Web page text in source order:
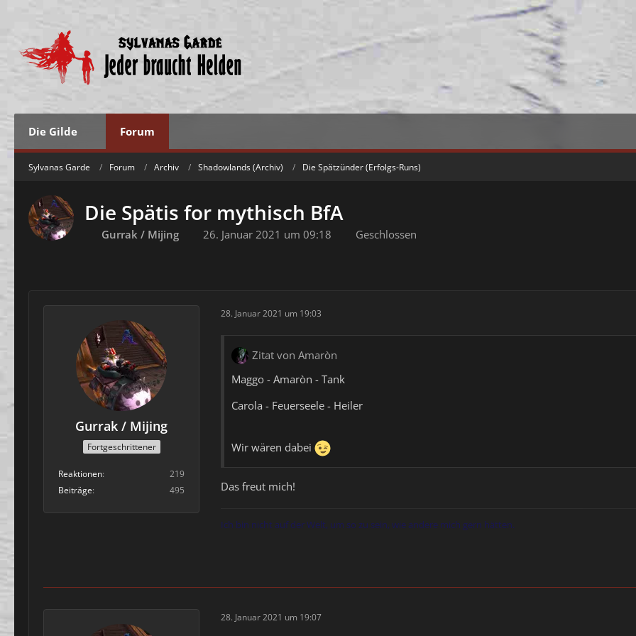
Die Gilde Forum
Sylvanas Garde Forum Archiv Shadowlands (Archiv) Die Spätzünder (Erfolgs-Runs)
Die Spätis for mythisch BfA
Gurrak / Mijing 26. Januar 2021 um 09:18 Geschlossen
Gurrak / Mijing
Fortgeschrittener
Reaktionen
219
Beiträge
495
28. Januar 2021 um 19:03
Zitat von Amaròn
Maggo - Amaròn - Tank
Carola - Feuerseele - Heiler
Wir wären dabei
Das freut mich!
Ich bin nicht auf der Welt, um so zu sein, wie andere mich gern hätten.
28. Januar 2021 um 19:07